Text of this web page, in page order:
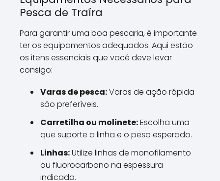
Pesca de Traíra
Para garantir uma boa pescaria, é importante
ter os equipamentos adequados. Aqui estão
os itens essenciais que você deve levar
consigo:
Varas de pesca:Varas de ação rápida
são preferíveis.
Carretilha ou molinete:Escolha uma
que suporte a linha e o peso esperado.
Linhas:Utilize linhas de monofilamento
ou fluorocarbono na espessura
indicada.